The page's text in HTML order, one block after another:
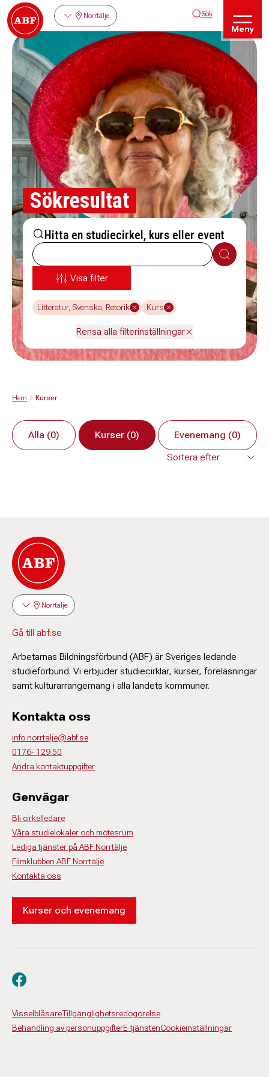
Norrtälje Sök
Meny
Sökresultat
Hitta en studiecirkel, kurs eller event
Sök
Visa filter
Litteratur, Svenska, Retorik Kurs
Rensa alla filterinställningar
Hem Kurser
Alla (0) Kurser (0) Evenemang (0)
Norrtälje
Gå till abf.se
Arbetarnas Bildningsförbund (ABF) är Sveriges ledande
studieförbund. Vi erbjuder studiecirklar, kurser, föreläsningar
samt kulturarrangemang i alla landets kommuner.
Kontakta oss
info.norrtalje@abf.se
0176- 129 50
Andra kontaktuppgifter
Genvägar
Bli cirkelledare
Våra studielokaler och mötesrum
Lediga tjänster på ABF Norrtälje
Filmklubben ABF Norrtälje
Kontakta oss
Kurser och evenemang
VisselblåsareTillgänglighetsredogörelse
Behandling av personuppgifterE-tjänstenCookieinställningar
Besök oss på facebook